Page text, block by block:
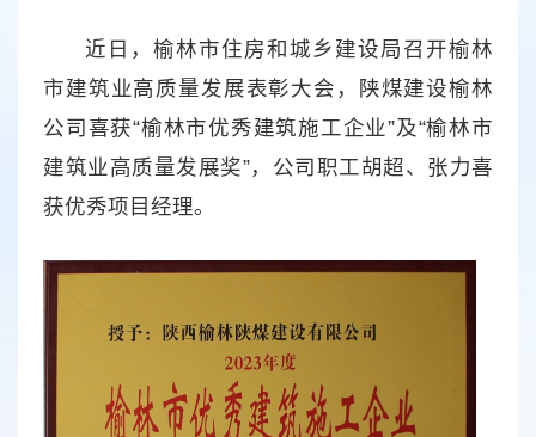
近日，榆林市住房和城乡建设局召开榆林
市建筑业高质量发展表彰大会，陕煤建设榆林
公司喜获“榆林市优秀建筑施工企业”及“榆林市
建筑业高质量发展奖”，公司职工胡超、张力喜
获优秀项目经理。